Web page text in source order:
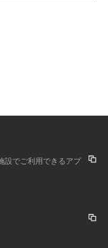
設でご利用できるアプ